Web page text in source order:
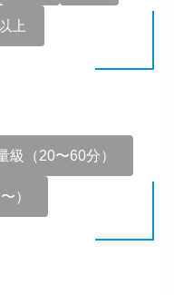
上
級（20〜60分）
）